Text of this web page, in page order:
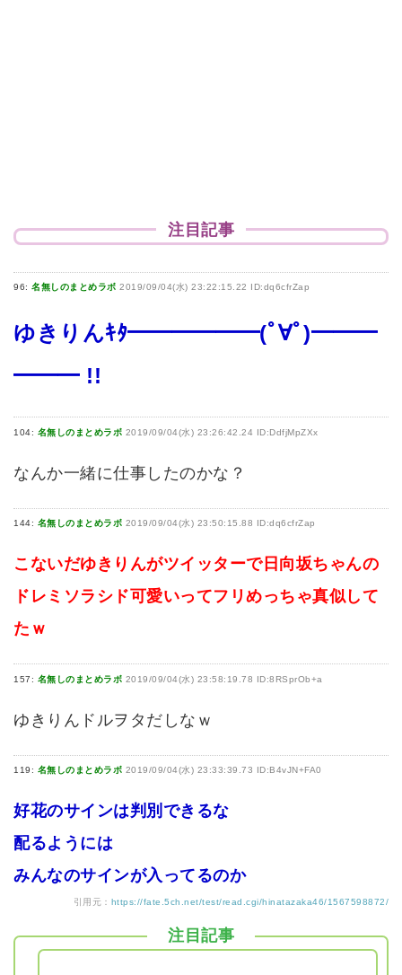
注目記事
96: 名無しのまとめラボ 2019/09/04(水) 23:22:15.22 ID:dq6cfrZap
ゆきりんｷﾀ━━━━━━(ﾟ∀ﾟ)━━━
━━━ !!
104: 名無しのまとめラボ 2019/09/04(水) 23:26:42.24 ID:DdfjMpZXx
なんか一緒に仕事したのかな？
144: 名無しのまとめラボ 2019/09/04(水) 23:50:15.88 ID:dq6cfrZap
こないだゆきりんがツイッターで日向坂ちゃんの
ドレミソラシド可愛いってフリめっちゃ真似して
たｗ
157: 名無しのまとめラボ 2019/09/04(水) 23:58:19.78 ID:8RSprOb+a
ゆきりんドルヲタだしなｗ
119: 名無しのまとめラボ 2019/09/04(水) 23:33:39.73 ID:B4vJN+FA0
好花のサインは判別できるな
配るようには
みんなのサインが入ってるのか
引用元： https://fate.5ch.net/test/read.cgi/hinatazaka46/1567598872/
注目記事